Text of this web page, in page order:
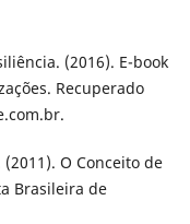
(2016). E-book
Recuperado
O Conceito de
Brasileira de